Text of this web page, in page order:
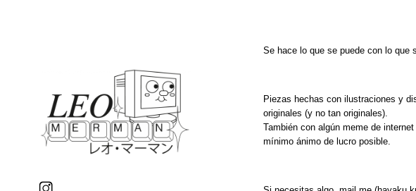
Se hace lo que se puede con lo que
Piezas hechas con ilustraciones y
originales (y no tan originales).
También con algún meme de internet
mínimo ánimo de lucro posible.